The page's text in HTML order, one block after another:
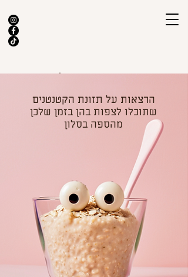
הרצאות מתכונים מדריכיםהרצאות על תזונת הקטנטנים
שתוכלו לצפות בהן בזמן שלכן
מהספה בסלון